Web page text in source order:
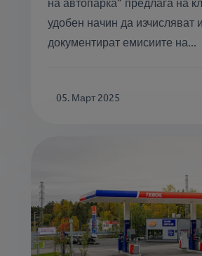
удобен начин да изчисляват и
документират емисиите на...
05. Март 2025